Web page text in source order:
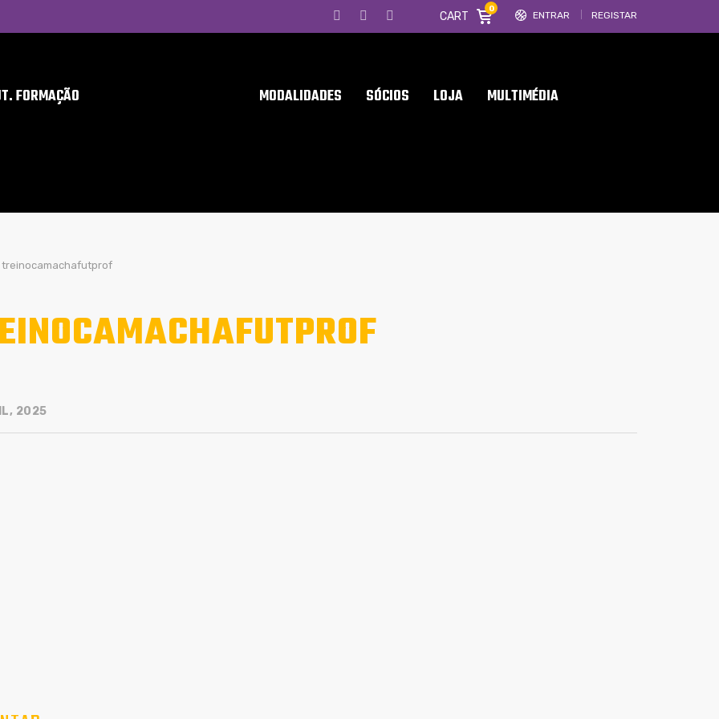
ENTRAR REGISTAR
CART
0
FORMAÇÃO MODALIDADES SÓCIOS LOJA MULTIMÉDIA
treinocamachafutprof
2025